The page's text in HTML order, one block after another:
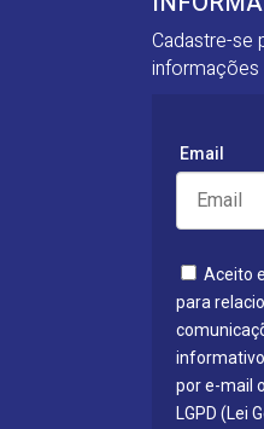
Cadastre-se
informações
Email
Aceito
para
por e-mail
LGPD (Lei